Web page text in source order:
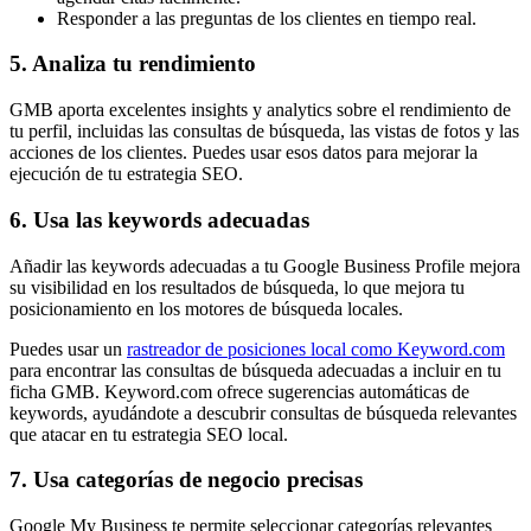
Responder a las preguntas de los clientes en tiempo real.
5. Analiza tu rendimiento
GMB aporta excelentes insights y analytics sobre el rendimiento de
tu perfil, incluidas las consultas de búsqueda, las vistas de fotos y las
acciones de los clientes. Puedes usar esos datos para mejorar la
ejecución de tu estrategia SEO.
6. Usa las keywords adecuadas
Añadir las keywords adecuadas a tu Google Business Profile mejora
su visibilidad en los resultados de búsqueda, lo que mejora tu
posicionamiento en los motores de búsqueda locales.
Puedes usar un rastreador de posiciones local como Keyword.com
para encontrar las consultas de búsqueda adecuadas a incluir en tu
ficha GMB. Keyword.com ofrece sugerencias automáticas de
keywords, ayudándote a descubrir consultas de búsqueda relevantes
que atacar en tu estrategia SEO local.
7. Usa categorías de negocio precisas
Google My Business te permite seleccionar categorías relevantes